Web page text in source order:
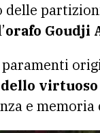
orafo Goudji
e